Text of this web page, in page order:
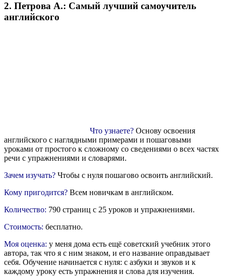
2. Петрова А.: Самый лучший самоучитель
английского
Что узнаете? Основу освоения
английского с наглядными примерами и пошаговыми
уроками от простого к сложному со сведениями о всех частях
речи с упражнениями и словарями.
Зачем изучать? Чтобы с нуля пошагово освоить английский.
Кому пригодится? Всем новичкам в английском.
Количество: 790 страниц с 25 уроков и упражнениями.
Стоимость: бесплатно.
Моя оценка: у меня дома есть ещё советский учебник этого
автора, так что я с ним знаком, и его название оправдывает
себя. Обучение начинается с нуля: с азбуки и звуков и к
каждому уроку есть упражнения и слова для изучения.